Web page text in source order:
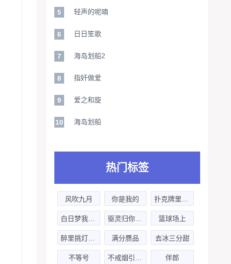
5 轻声的呢喃
6 日日笙歌
7 海岛划船2
8 指奸做爱
9 爱之和旋
10 海岛划船
热门标签
风吹九月 你是我的
驱灵归你你归我 篮球场上
满分赝品 去冰三分甜
不等号 伴郎